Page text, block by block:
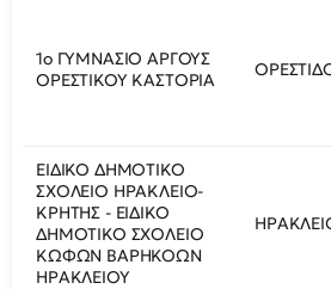
1ο ΓΥΜΝΑΣΙΟ ΑΡΓΟΥΣ
ΟΡΕΣΤΙΚΟΥ ΚΑΣΤΟΡΙΑ
ΕΙΔΙΚΟ ΔΗΜΟΤΙΚΟ
ΣΧΟΛΕΙΟ ΗΡΑΚΛΕΙΟ-
ΚΡΗΤΗΣ - ΕΙΔΙΚΟ
ΔΗΜΟΤΙΚΟ ΣΧΟΛΕΙΟ
ΚΩΦΩΝ ΒΑΡΗΚΟΩΝ
ΗΡΑΚΛΕΙΟΥ